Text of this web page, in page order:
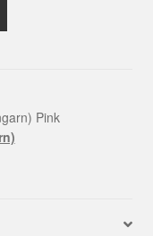
Pink